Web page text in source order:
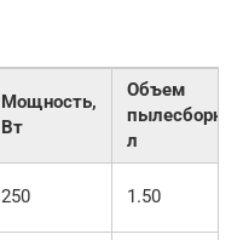
Мощность,
Вт
Объем
л
250 1.50